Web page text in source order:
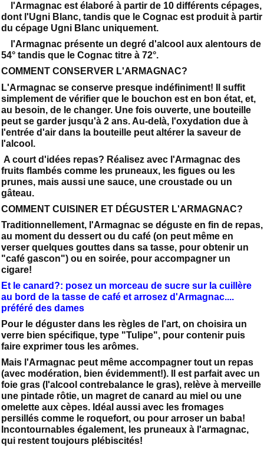
l'Armagnac est élaboré à partir de 10 différents cépages,
dont l'Ugni Blanc, tandis que le Cognac est produit à partir
du cépage Ugni Blanc uniquement.
l'Armagnac présente un degré d'alcool aux alentours de
54° tandis que le Cognac titre à 72°.
COMMENT CONSERVER L'ARMAGNAC?
L'Armagnac se conserve presque indéfiniment! Il suffit
simplement de vérifier que le bouchon est en bon état, et,
au besoin, de le changer. Une fois ouverte, une bouteille
peut se garder jusqu'à 2 ans. Au-delà, l'oxydation due à
l'entrée d'air dans la bouteille peut altérer la saveur de
l'alcool.
A court d'idées repas? Réalisez avec l'Armagnac des
fruits flambés comme les pruneaux, les figues ou les
prunes, mais aussi une sauce, une croustade ou un
gâteau.
COMMENT CUISINER ET DÉGUSTER L'ARMAGNAC?
Traditionnellement, l'Armagnac se déguste en fin de repas,
au moment du dessert ou du café (on peut même en
verser quelques gouttes dans sa tasse, pour obtenir un
"café gascon") ou en soirée, pour accompagner un
cigare!
Et le canard?: posez un morceau de sucre sur la cuillère
au bord de la tasse de café et arrosez d'Armagnac....
préféré des dames
Pour le déguster dans les règles de l'art, on choisira un
verre bien spécifique, type "Tulipe", pour contenir puis
faire exprimer tous les arômes.
Mais l'Armagnac peut même accompagner tout un repas
(avec modération, bien évidemment!). Il est parfait avec un
foie gras (l'alcool contrebalance le gras), relève à merveille
une pintade rôtie, un magret de canard au miel ou une
omelette aux cèpes. Idéal aussi avec les fromages
persillés comme le roquefort, ou pour arroser un baba!
Incontournables également, les pruneaux à l'armagnac,
qui restent toujours plébiscités!